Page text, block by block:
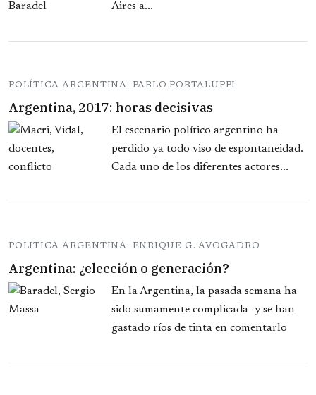
Aires a...
POLÍTICA ARGENTINA: PABLO PORTALUPPI
Argentina, 2017: horas decisivas
El escenario político argentino ha
perdido ya todo viso de espontaneidad.
Cada uno de los diferentes actores...
POLITICA ARGENTINA: ENRIQUE G. AVOGADRO
Argentina: ¿elección o generación?
En la Argentina, la pasada semana ha
sido sumamente complicada -y se han
gastado ríos de tinta en comentarlo